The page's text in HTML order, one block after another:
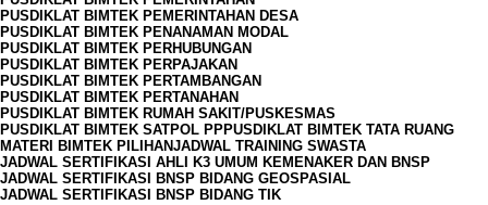
PUSDIKLAT BIMTEK PEMERINTAHAN DESA
PUSDIKLAT BIMTEK PENANAMAN MODAL
PUSDIKLAT BIMTEK PERHUBUNGAN
PUSDIKLAT BIMTEK PERPAJAKAN
PUSDIKLAT BIMTEK PERTAMBANGAN
PUSDIKLAT BIMTEK PERTANAHAN
PUSDIKLAT BIMTEK RUMAH SAKIT/PUSKESMAS
PUSDIKLAT BIMTEK SATPOL PPPUSDIKLAT BIMTEK TATA RUANG
MATERI BIMTEK PILIHANJADWAL TRAINING SWASTA
JADWAL SERTIFIKASI AHLI K3 UMUM KEMENAKER DAN BNSP
JADWAL SERTIFIKASI BNSP BIDANG GEOSPASIAL
JADWAL SERTIFIKASI BNSP BIDANG TIK